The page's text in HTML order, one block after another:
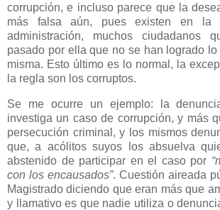
corrupción, e incluso parece que la
más falsa aún, pues existen en
administración, muchos ciudadanos
pasado por ella que no se han logrado
misma. Esto último es lo normal, la
la regla son los corruptos.
Se me ocurre un ejemplo: la
investiga un caso de corrupción, y más
persecución criminal, y los mismos
que, a acólitos suyos los absuelva
abstenido de participar en el caso por
con los encausados”. Cuestión aireada
Magistrado diciendo que eran más que
y llamativo es que nadie utiliza o